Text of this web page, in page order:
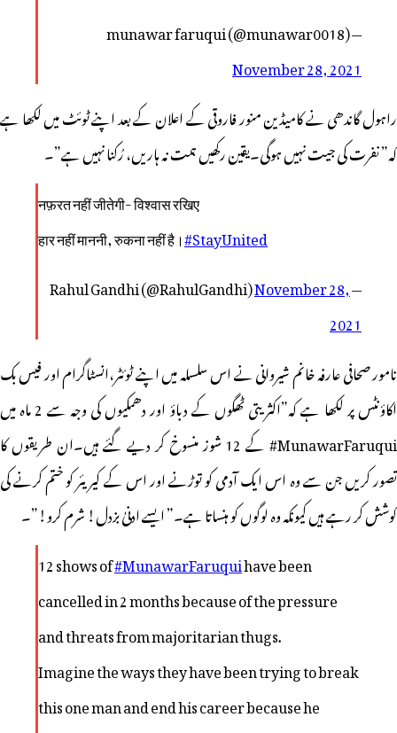
— munawar faruqui (@munawar0018)
November 28, 2021
راہول گاندھی نے کامیڈین منور فاروقی کے اعلان کے بعد اپنے ٹوئٹ میں لکھا ہے
کہ” نفرت کی جیت نہیں ہوگی۔یقین رکھیں ہمت نہ ہاریں، رُکنا نہیں ہے”۔
नफ़रत नहीं जीतेगी- विश्वास रखिए
हार नहीं माननी, रुकना नहीं है।#StayUnited
— Rahul Gandhi (@RahulGandhi)
November 28,
2021
نامور صحافی عارفہ خانم شیروانی نے اس سلسلہ میں اپنے ٹوئٹر،انسٹاگرام اور فیس بک
اکاؤنٹس پر لکھا ہے کہ”اکثریتی ٹھگوں کے دباؤ اور دھمکیوں کی وجہ سے 2 ماہ میں
MunawarFaruqui# کے 12 شوز منسوخ کر دیے گئے ہیں۔ان طریقوں کا
تصور کریں جن سے وہ اس ایک آدمی کو توڑنے اور اس کے کیریئر کو ختم کرنے کی
کوشش کر رہے ہیں کیونکہ وہ لوگوں کو ہنساتا ہے۔” ایسے ادنیٰ بزدل! شرم کرو!”۔
12 shows of#MunawarFaruquihave been
cancelled in 2 months because of the pressure
and threats from majoritarian thugs.
Imagine the ways they have been trying to break
this one man and end his career because he